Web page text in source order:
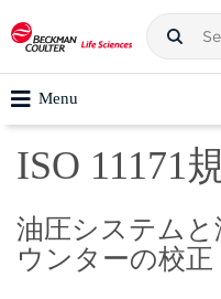
Menu
ISO 11171
油圧システム
ウンターの校正